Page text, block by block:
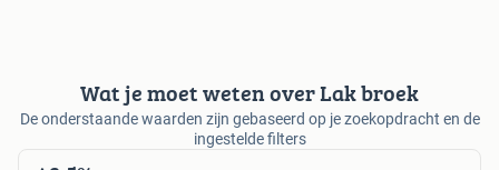
Wat je moet weten over Lak broek
De onderstaande waarden zijn gebaseerd op je zoekopdracht en de
ingestelde filters